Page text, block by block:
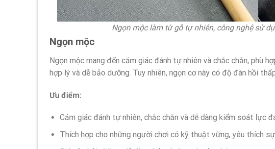
Ngọn mộc làm từ gỗ tự nhiên, công nghệ sử
Ngọn mộc
Ngọn mộc mang đến cảm giác đánh tự nhiên và chắc chắn, phù
hợp lý và dễ bảo dưỡng. Tuy nhiên, ngọn cơ này có độ đàn hồi
Ưu điểm:
Cảm giác đánh tự nhiên, chắc chắn và dễ dàng kiểm soát lực
Thích hợp cho những người chơi có kỹ thuật vững, yêu thích